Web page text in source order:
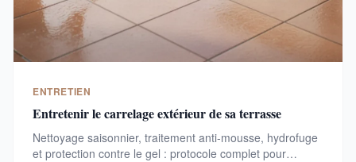
ENTRETIEN
Entretenir le carrelage extérieur de sa terrasse
Nettoyage saisonnier, traitement anti-mousse, hydrofuge
et protection contre le gel : protocole complet pour